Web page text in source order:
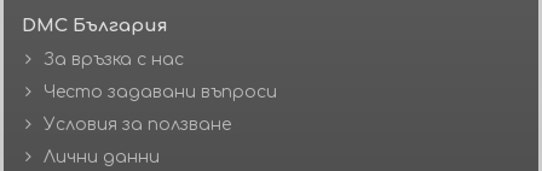
DMC България
За връзка с нас
Често задавани въпроси
Условия за ползване
Лични данни